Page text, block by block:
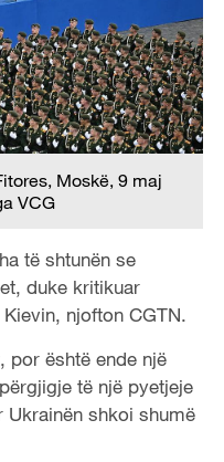
Moskë, 9 maj
VCG
të shtunën se
duke kritikuar
njofton CGTN.
por është ende një
të një pyetjeje
Ukrainën shkoi shumë